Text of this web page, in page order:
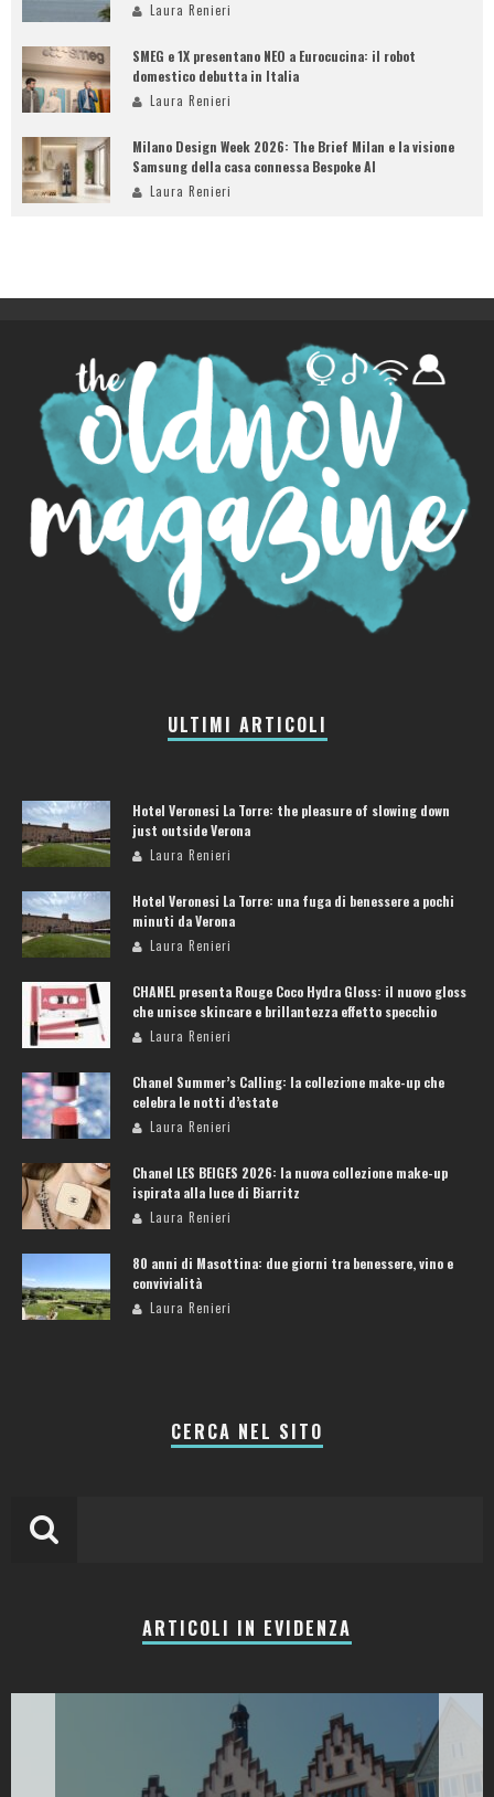
Laura Renieri
SMEG e 1X presentano NEO a Eurocucina: il robot
domestico debutta in Italia
Laura Renieri
Milano Design Week 2026: The Brief Milan e la visione
Samsung della casa connessa Bespoke AI
Laura Renieri
ULTIMI ARTICOLI
Hotel Veronesi La Torre: the pleasure of slowing down
just outside Verona
Laura Renieri
Hotel Veronesi La Torre: una fuga di benessere a pochi
minuti da Verona
Laura Renieri
CHANEL presenta Rouge Coco Hydra Gloss: il nuovo gloss
che unisce skincare e brillantezza effetto specchio
Laura Renieri
Chanel Summer’s Calling: la collezione make-up che
celebra le notti d’estate
Laura Renieri
Chanel LES BEIGES 2026: la nuova collezione make-up
ispirata alla luce di Biarritz
Laura Renieri
80 anni di Masottina: due giorni tra benessere, vino e
convivialità
Laura Renieri
CERCA NEL SITO
ARTICOLI IN EVIDENZA